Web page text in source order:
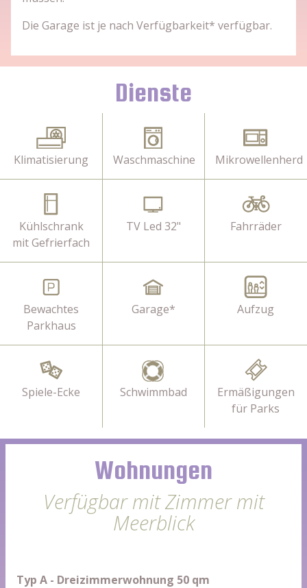
Die Garage ist je nach Verfügbarkeit* verfügbar.
Dienste
Klimatisierung Waschmaschine Mikrowellenherd
Kühlschrank
mit Gefrierfach
TV Led 32" Fahrräder
Bewachtes
Parkhaus
Garage* Aufzug
Spiele-Ecke Schwimmbad
Ermäßigungen
für Parks
Wohnungen
Verfügbar mit Zimmer mit
Meerblick
Typ A - Dreizimmerwohnung 50 qm